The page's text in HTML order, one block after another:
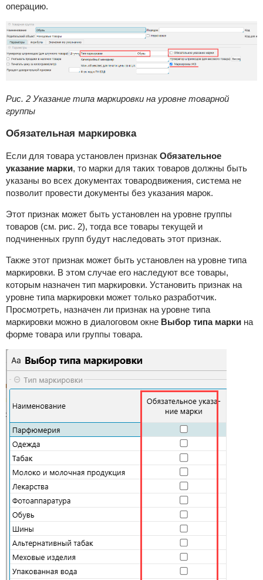
операцию.
Рис. 2 Указание типа маркировки на уровне товарной
группы
Обязательная маркировка
Если для товара установлен признак Обязательное
указание марки, то марки для таких товаров должны быть
указаны во всех документах товародвижения, система не
позволит провести документы без указания марок.
Этот признак может быть установлен на уровне группы
товаров (см. рис. 2), тогда все товары текущей и
подчиненных групп будут наследовать этот признак.
Также этот признак может быть установлен на уровне типа
маркировки. В этом случае его наследуют все товары,
которым назначен тип маркировки. Установить признак на
уровне типа маркировки может только разработчик.
Просмотреть, назначен ли признак на уровне типа
маркировки можно в диалоговом окне Выбор типа марки на
форме товара или группы товара.